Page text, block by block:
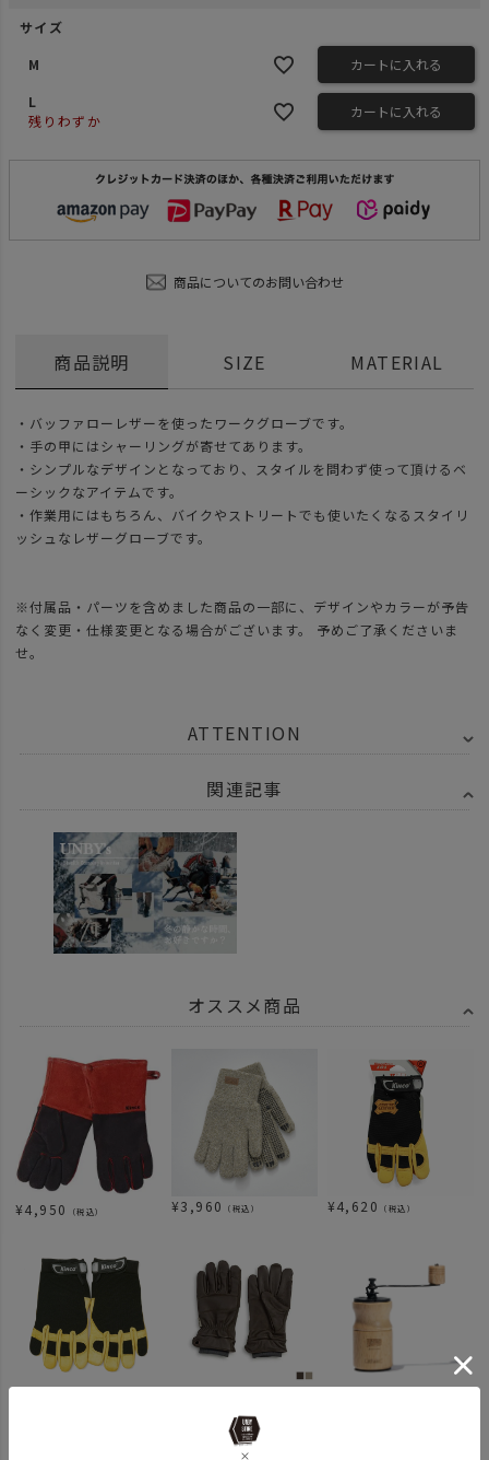
サイズ
M
カートに入れる
L
残りわずか
カートに入れる
商品についてのお問い合わせ
商品説明
・バッファローレザーを使ったワークグローブです。
・手の甲にはシャーリングが寄せてあります。
・シンプルなデザインとなっており、スタイルを問わず使って頂けるベ
ーシックなアイテムです。
・作業用にはもちろん、バイクやストリートでも使いたくなるスタイリ
ッシュなレザーグローブです。
※付属品・パーツを含めました商品の一部に、デザインやカラーが予告
なく変更・仕様変更となる場合がございます。 予めご了承くださいま
せ。
SIZE MATERIAL
ATTENTION
関連記事
オススメ商品
¥4,950 （税込） ¥3,960 （税込） ¥4,620 （税込）